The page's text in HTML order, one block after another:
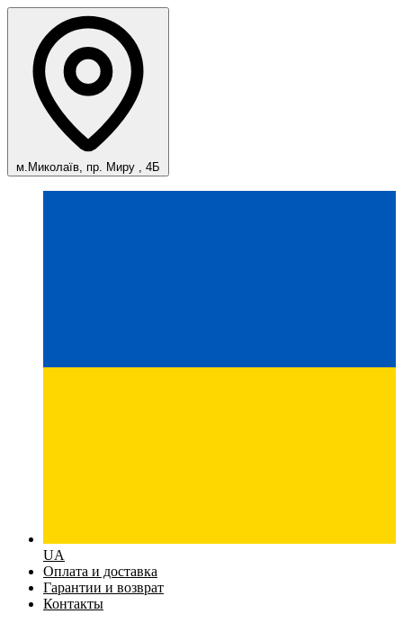
м.Миколаїв, пр. Миру , 4Б
UA
Оплата и доставка
Гарантии и возврат
Контакты